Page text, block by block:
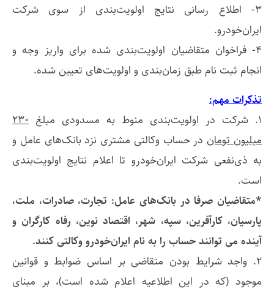
۳- اطلاع رسانی نتایج اولویت‌بندی از سوی شرکت
ایران‌خودرو.
۴- فراخوان متقاضیان اولویت‌بندی شده برای واریز وجه و
انجام ثبت نام طبق زمان‌بندی و اولویت‌های تعیین شده.
تذکرات مهم:
۱. شرکت در اولویت‌بندی منوط به مسدودی مبلغ
۲۳۰
میلیون تومان در حساب وکالتی مشتری نزد بانک‌های عامل و
به ذی‌نفعی شرکت ایران‌خودرو تا اعلام نتایج اولویت‌بندی
است.
*متقاضیان صرفا در بانک‌های عامل: تجارت، صادرات، ملت،
پارسیان، کارآفرین، سپه، شهر، اقتصاد نوین، رفاه کارگران و
آینده می توانند حساب را به نام ایران‌خودرو وکالتی کنند.
۲. واجد شرایط بودن متقاضی بر اساس ضوابط و قوانین
موجود (که در این اطلاعیه اعلام شده است)، بر مبنای